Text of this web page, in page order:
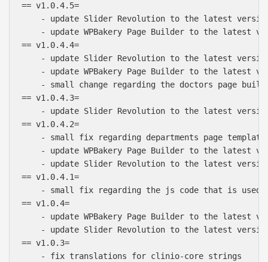
== v1.0.4.5=
- update Slider Revolution to the latest
- update WPBakery Page Builder to the latest
== v1.0.4.4=
- update Slider Revolution to the latest
- update WPBakery Page Builder to the latest
- small change regarding the doctors page
== v1.0.4.3=
- update Slider Revolution to the latest
== v1.0.4.2=
    - small fix regarding departments page template
- update WPBakery Page Builder to the latest
- update Slider Revolution to the latest
== v1.0.4.1=
- small fix regarding the js code that is used
== v1.0.4=
- update WPBakery Page Builder to the latest
- update Slider Revolution to the latest
== v1.0.3=
    - fix translations for clinio-core strings